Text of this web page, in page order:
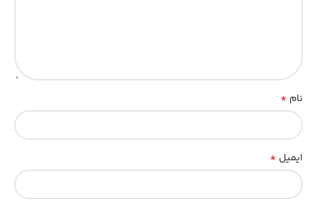
نام *
ایمیل *